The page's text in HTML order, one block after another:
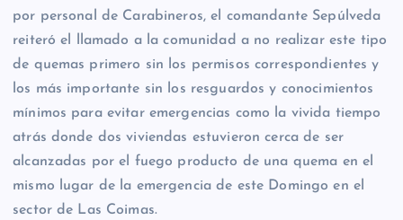
por personal de Carabineros, el comandante Sepúlveda
reiteró el llamado a la comunidad a no realizar este tipo
de quemas primero sin los permisos correspondientes y
los más importante sin los resguardos y conocimientos
mínimos para evitar emergencias como la vivida tiempo
atrás donde dos viviendas estuvieron cerca de ser
alcanzadas por el fuego producto de una quema en el
mismo lugar de la emergencia de este Domingo en el
sector de Las Coimas.